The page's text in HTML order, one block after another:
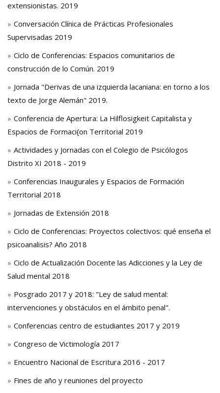
extensionistas. 2019
Conversación Clínica de Prácticas Profesionales
Supervisadas 2019
Ciclo de Conferencias: Espacios comunitarios de
construcción de lo Común. 2019
Jornada "Derivas de una izquierda lacaniana: en torno a los
texto de Jorge Alemán" 2019.
Conferencia de Apertura: La Hilflosigkeit Capitalista y
Espacios de Formaci{on Territorial 2019
Actividades y Jornadas con el Colegio de Psicólogos
Distrito XI 2018 - 2019
Conferencias Inaugurales y Espacios de Formación
Territorial 2018
Jornadas de Extensión 2018
Ciclo de Conferencias: Proyectos colectivos: qué enseña el
psicoanalisis? Año 2018
Ciclo de Actualización Docente las Adicciones y la Ley de
Salud mental 2018
Posgrado 2017 y 2018: "Ley de salud mental:
intervenciones y obstáculos en el ámbito penal".
Conferencias centro de estudiantes 2017 y 2019
Congreso de Victimología 2017
Encuentro Nacional de Escritura 2016 - 2017
Fines de año y reuniones del proyecto